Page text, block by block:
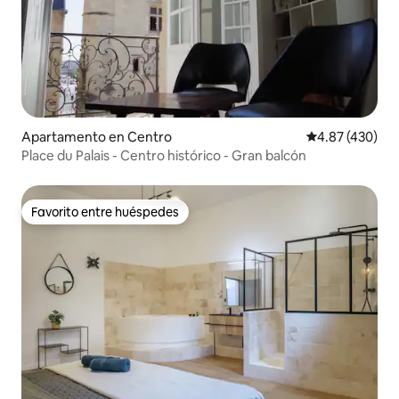
Apartamento en Centro Calificación
4.87 (430)
Place du Palais - Centro histórico - Gran balcón
Favorito entre huéspedes
Favorito entre huéspedes